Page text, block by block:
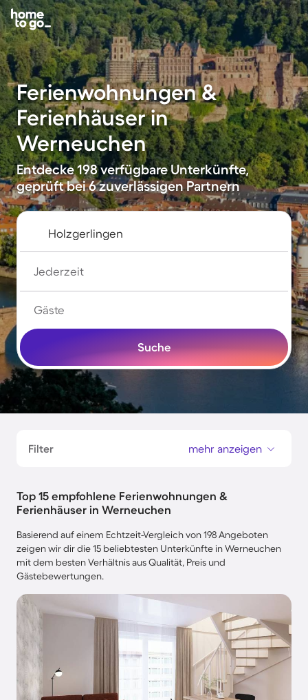
Ferienwohnungen &
Ferienhäuser in
Werneuchen
Entdecke 198 verfügbare Unterkünfte,
geprüft bei 6 zuverlässigen Partnern
Jederzeit
Gäste
Suche
Filter mehr anzeigen
Top 15 empfohlene Ferienwohnungen &
Ferienhäuser in Werneuchen
Basierend auf einem Echtzeit-Vergleich von 198 Angeboten
zeigen wir dir die 15 beliebtesten Unterkünfte in Werneuchen
mit dem besten Verhältnis aus Qualität, Preis und
Gästebewertungen.